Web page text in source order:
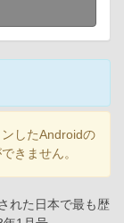
したAndroidの
きません。
れた日本で最も歴